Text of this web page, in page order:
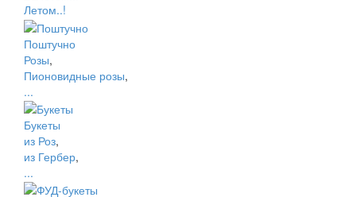
Летом..!
Поштучно
Розы,
Пионовидные розы,
...
Букеты
из Роз,
из Гербер,
...